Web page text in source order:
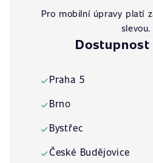
Pro mobilní úpravy platí
slevou.
Dostupnost
✓Praha 5
✓Brno
✓Bystřec
✓České Budějovice